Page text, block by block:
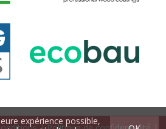
expérience possible,